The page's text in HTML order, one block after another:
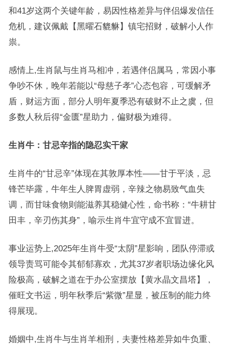
和41岁这两个关键年龄，易因性格差异与伴侣爆发信任
危机，建议佩戴【黑曜石貔貅】镇宅招财，破解小人作
祟。
感情上,生肖鼠与生肖马相冲，若遇伴侣属马，常因小事
争吵不休，晚年若能以“母慈子孝”心态包容，可缓解矛
盾，财运方面，部分人明年夏季恐有破财不止之虞，但
多数人秋后得“金匮”星助力，偏财极为难得。
生肖牛：甘忌辛指的隐忍实干家
生肖牛的“甘忌辛”体现在其敦厚本性——甘于平淡，忌
锋芒毕露，牛年生人脾胃虚弱，辛辣之物易致气血失
调，而甘味食物则能滋养其稳健心性，命书称：“牛耕甘
田丰，辛刃伤其身”，喻示生肖牛宜守成不宜冒进。
事业运势上,2025年生肖牛受“太阴”星影响，团队停滞或
领导责骂可能令其郁郁寡欢，尤其37岁者职场边缘化风
险极高，破解之道在于办公室摆放【黄水晶文昌塔】，
催旺文书运，明年秋季后“紫微”星显，被压制的能力终
得展现。
婚姻中,生肖牛与生肖羊相刑，夫妻性格差异如牛负重、